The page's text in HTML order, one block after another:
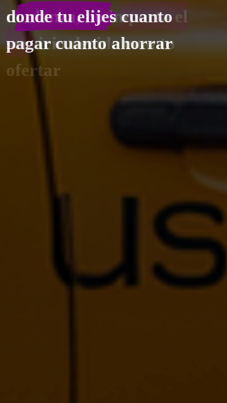
mudanza,no importa el
serviciodecide cuanto
ofertar